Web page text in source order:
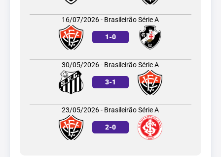
16/07/2026 - Brasileirão Série A
1-0
30/05/2026 - Brasileirão Série A
3-1
23/05/2026 - Brasileirão Série A
2-0